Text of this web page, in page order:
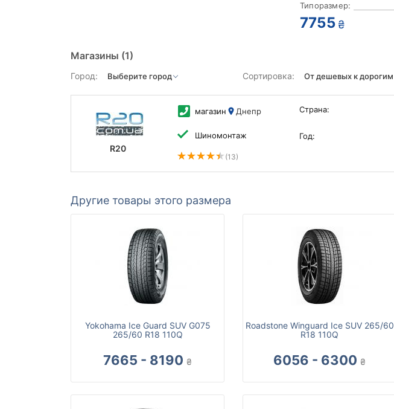
Типоразмер:
7755 ₴
Магазины (1)
Город: Сортировка:
R20
магазин Днепр
Шиномонтаж
(13)
Страна:
Год:
Другие товары этого размера
Yokohama Ice Guard SUV G075
265/60 R18 110Q
7665 - 8190 ₴
Roadstone Winguard Ice SUV 265/60
R18 110Q
6056 - 6300 ₴